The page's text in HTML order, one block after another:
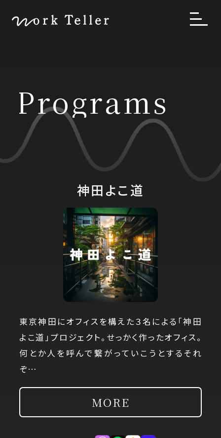
Programs
神田よこ道
東京神田にオフィスを構えた３名による「神田
よこ道」プロジェクト。せっかく作ったオフィス。
何とか人を呼んで繋がっていこうとするそれ
ぞ…
MORE